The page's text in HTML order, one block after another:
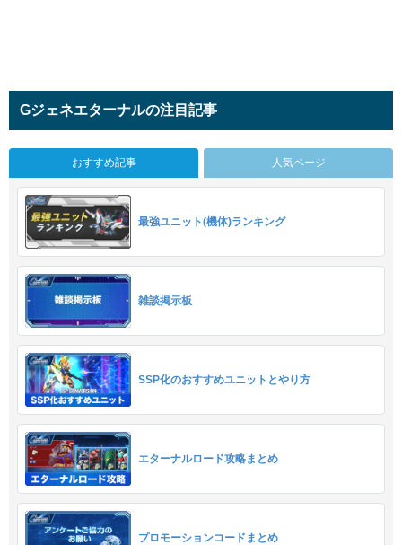
Gジェネエターナルの注目記事
おすすめ記事 人気ページ
最強ユニット(機体)ランキング
雑談掲示板
SSP化のおすすめユニットとやり方
エターナルロード攻略まとめ
プロモーションコードまとめ